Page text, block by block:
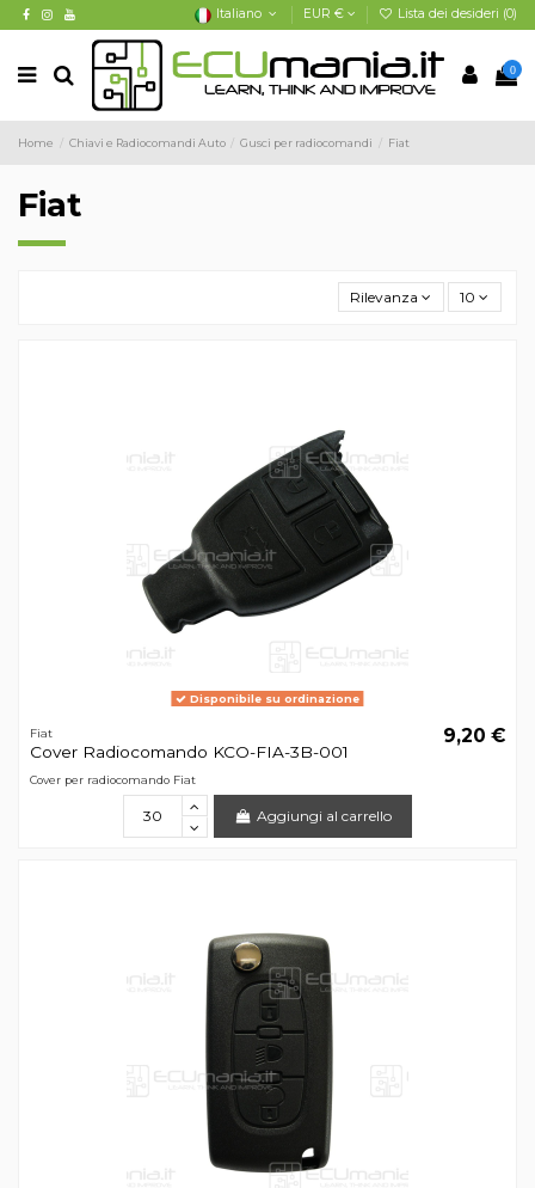
Italiano EUR € Lista dei desideri (0)
0
Home Chiavi e Radiocomandi Auto Gusci per radiocomandi Fiat
Fiat
Rilevanza 10
Disponibile su ordinazione
Fiat
Cover Radiocomando KCO-FIA-3B-001
9,20 €
Cover per radiocomando Fiat
Aggiungi al carrello